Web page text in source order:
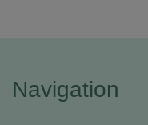
Navigation